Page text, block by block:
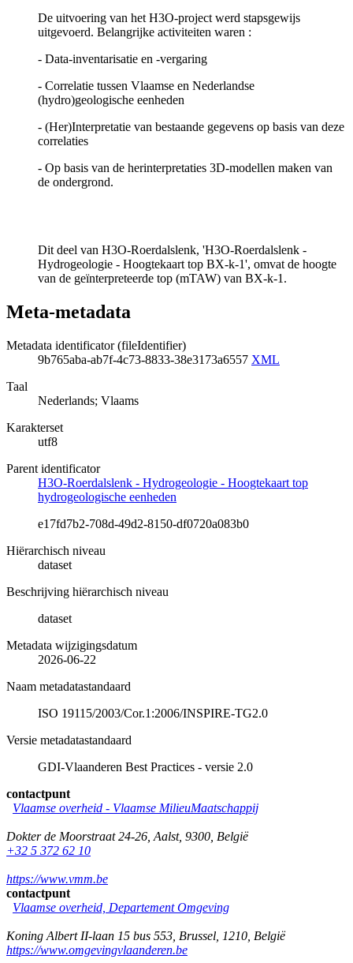
De uitvoering van het H3O-project werd stapsgewijs
uitgevoerd. Belangrijke activiteiten waren :
- Data-inventarisatie en -vergaring
- Correlatie tussen Vlaamse en Nederlandse
(hydro)geologische eenheden
- (Her)Interpretatie van bestaande gegevens op basis van deze
correlaties
- Op basis van de herinterpretaties 3D-modellen maken van
de ondergrond.
Dit deel van H3O-Roerdalslenk, 'H3O-Roerdalslenk -
Hydrogeologie - Hoogtekaart top BX-k-1', omvat de hoogte
van de geïnterpreteerde top (mTAW) van BX-k-1.
Meta-metadata
Metadata identificator (fileIdentifier)
9b765aba-ab7f-4c73-8833-38e3173a6557 XML
Taal
Nederlands; Vlaams
Karakterset
utf8
Parent identificator
H3O-Roerdalslenk - Hydrogeologie - Hoogtekaart top
hydrogeologische eenheden
e17fd7b2-708d-49d2-8150-df0720a083b0
Hiërarchisch niveau
dataset
Beschrijving hiërarchisch niveau
dataset
Metadata wijzigingsdatum
2026-06-22
Naam metadatastandaard
ISO 19115/2003/Cor.1:2006/INSPIRE-TG2.0
Versie metadatastandaard
GDI-Vlaanderen Best Practices - versie 2.0
contactpunt
Vlaamse overheid - Vlaamse MilieuMaatschappij
Dokter de Moorstraat 24-26 Aalst, 9300 België
+32 5 372 62 10
https://www.vmm.be
contactpunt
Vlaamse overheid, Departement Omgeving
Koning Albert II-laan 15 bus 553 Brussel 1210 België
https://www.omgevingvlaanderen.be